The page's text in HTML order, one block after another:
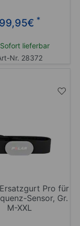
99,95€ *
Sofort lieferbar
Nr. 28372
Pro für
Sensor, Gr.
M-XXL